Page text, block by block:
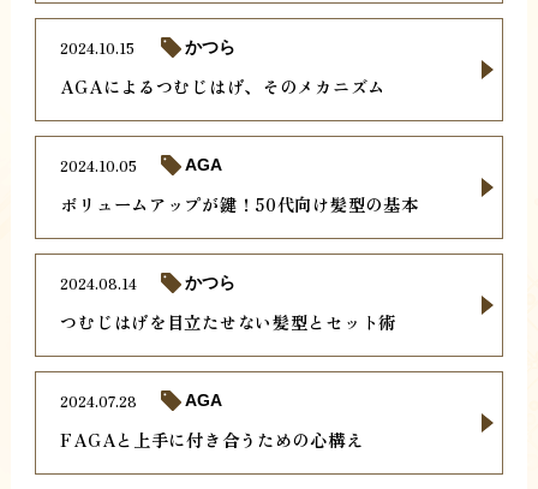
AGAによるつむじはげ、そのメカニズム
2024.10.15 かつら
ボリュームアップが鍵！50代向け髪型の基本
2024.10.05 AGA
つむじはげを目立たせない髪型とセット術
2024.08.14 かつら
FAGAと上手に付き合うための心構え
2024.07.28 AGA